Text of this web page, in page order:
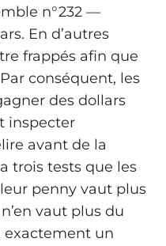
n°232 —
En d’autres
frappés afin que
conséquent, les
des dollars
inspecter
avant de la
trois tests que les
penny vaut plus
vaut plus du
exactement un